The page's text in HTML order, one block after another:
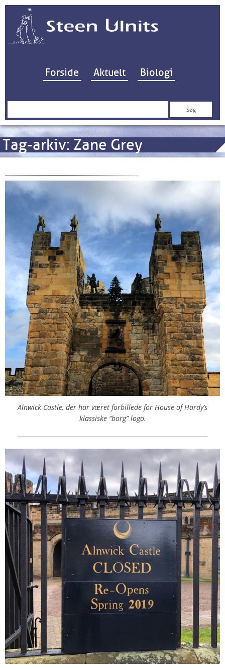
Hop til indhold
Forside Aktuelt Biologi
Søg
Tag-arkiv: Zane Grey
Alnwick Castle, der har været forbillede for House of Hardy’s
klassiske “borg” logo.